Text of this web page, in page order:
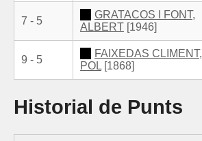
7 - 5
GRATACOS I FONT,
ALBERT [1946]
9 - 5
FAIXEDAS CLIMENT,
POL [1868]
Historial de Punts